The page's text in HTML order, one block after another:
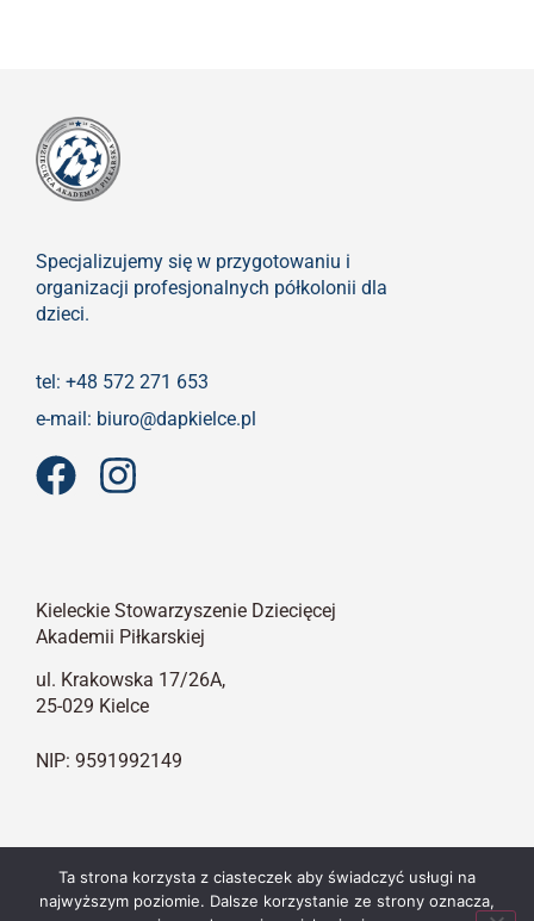
Specjalizujemy się w przygotowaniu i
organizacji profesjonalnych półkolonii dla
dzieci.
tel: +48 572 271 653
e-mail: biuro@dapkielce.pl
Kieleckie Stowarzyszenie Dziecięcej
Akademii Piłkarskiej
ul. Krakowska 17/26A,
25-029 Kielce
NIP: 9591992149
Ta strona korzysta z ciasteczek aby świadczyć usługi na
najwyższym poziomie. Dalsze korzystanie ze strony oznacza,